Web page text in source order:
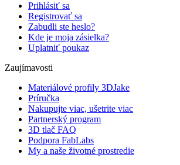
Prihlásiť sa
Registrovať sa
Zabudli ste heslo?
Kde je moja zásielka?
Uplatniť poukaz
Zaujímavosti
Materiálové profily 3DJake
Príručka
Nakupujte viac, ušetrite viac
Partnerský program
3D tlač FAQ
Podpora FabLabs
My a naše životné prostredie